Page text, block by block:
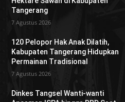
Tangerang
7 Agustus 2026
120 Pelopor Hak Anak Dilatih,
Kabupaten Tangerang Hidupkan
Permainan Tradisional
7 Agustus 2026
Dinkes Tangsel Wanti-wanti